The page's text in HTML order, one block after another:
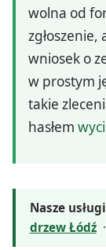
wolna od
zgłoszenie,
wniosek o
w prostym
takie
hasłem
Nasze
drzew Łódź·